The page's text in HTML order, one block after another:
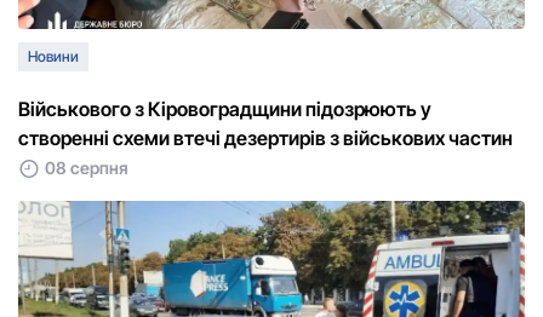
Новини
Військового з Кіровоградщини підозрюють у
створенні схеми втечі дезертирів з військових частин
08 серпня